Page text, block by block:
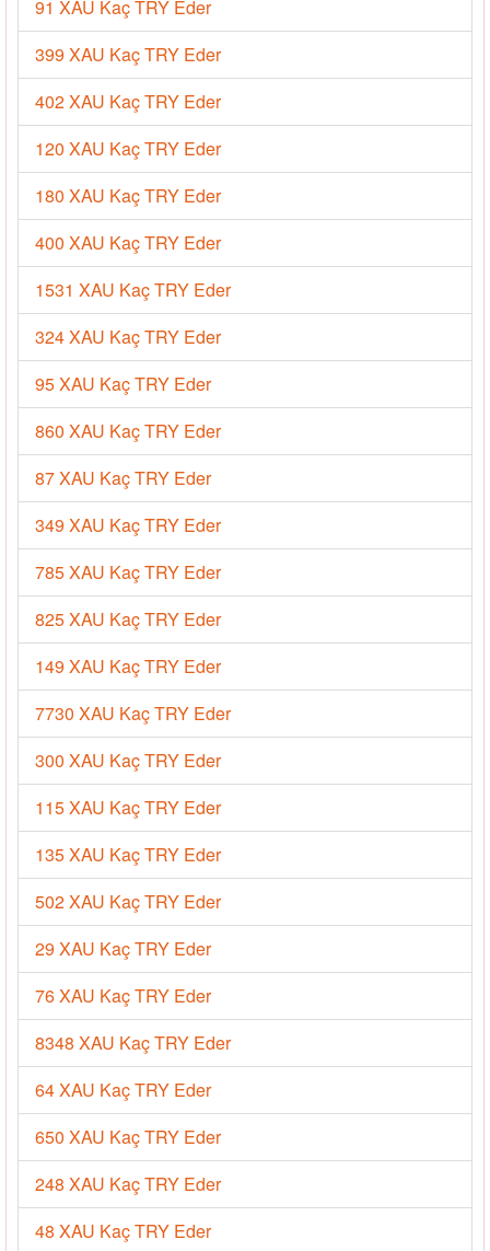
91 XAU Kaç TRY Eder
399 XAU Kaç TRY Eder
402 XAU Kaç TRY Eder
120 XAU Kaç TRY Eder
180 XAU Kaç TRY Eder
400 XAU Kaç TRY Eder
1531 XAU Kaç TRY Eder
324 XAU Kaç TRY Eder
95 XAU Kaç TRY Eder
860 XAU Kaç TRY Eder
87 XAU Kaç TRY Eder
349 XAU Kaç TRY Eder
785 XAU Kaç TRY Eder
825 XAU Kaç TRY Eder
149 XAU Kaç TRY Eder
7730 XAU Kaç TRY Eder
300 XAU Kaç TRY Eder
115 XAU Kaç TRY Eder
135 XAU Kaç TRY Eder
502 XAU Kaç TRY Eder
29 XAU Kaç TRY Eder
76 XAU Kaç TRY Eder
8348 XAU Kaç TRY Eder
64 XAU Kaç TRY Eder
650 XAU Kaç TRY Eder
248 XAU Kaç TRY Eder
48 XAU Kaç TRY Eder